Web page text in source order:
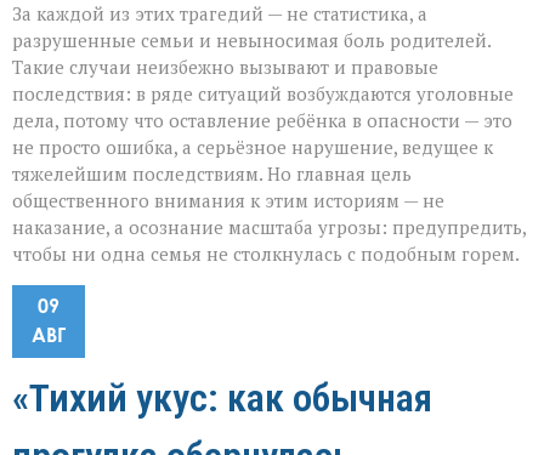
За каждой из этих трагедий — не статистика, а
разрушенные семьи и невыносимая боль родителей.
Такие случаи неизбежно вызывают и правовые
последствия: в ряде ситуаций возбуждаются уголовные
дела, потому что оставление ребёнка в опасности — это
не просто ошибка, а серьёзное нарушение, ведущее к
тяжелейшим последствиям. Но главная цель
общественного внимания к этим историям — не
наказание, а осознание масштаба угрозы: предупредить,
чтобы ни одна семья не столкнулась с подобным горем.
09
АВГ
«Тихий укус: как обычная